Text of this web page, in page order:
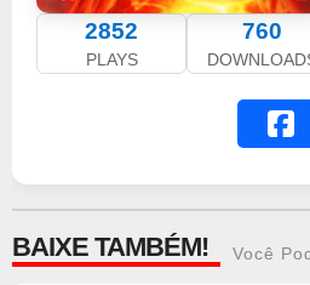
2852
PLAYS
760
BAIXE TAMBÉM! Você